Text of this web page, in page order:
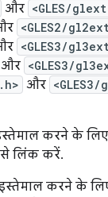
और <GLES/
<GLES2/
<GLES3/
और <GLES3/
और
करने के
से लिंक करें.
करने के